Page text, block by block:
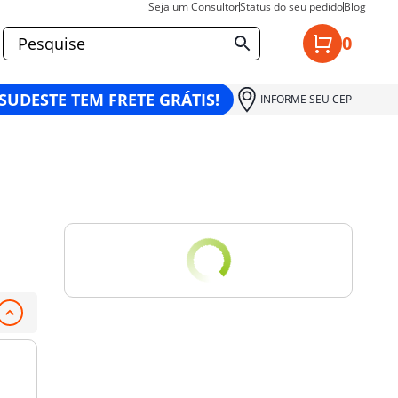
Seja um ConsultorStatus do seu pedidoBlog
0
TEM FRETE GRÁTIS! INFORME SEU CEP